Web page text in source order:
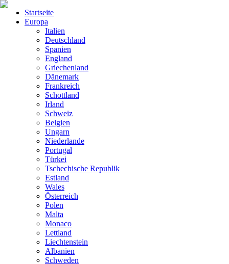
Startseite
Europa
Italien
Deutschland
Spanien
England
Griechenland
Dänemark
Frankreich
Schottland
Irland
Schweiz
Belgien
Ungarn
Niederlande
Portugal
Türkei
Tschechische Republik
Estland
Wales
Österreich
Polen
Malta
Monaco
Lettland
Liechtenstein
Albanien
Schweden